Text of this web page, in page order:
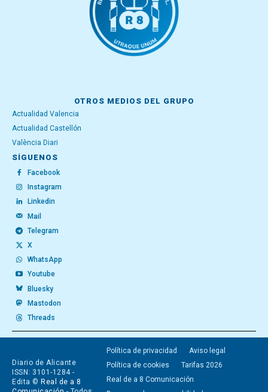
OTROS MEDIOS DEL GRUPO
Actualidad Valencia
Actualidad Castellón
València Diari
SÍGUENOS
Facebook
Instagram
Linkedin
Mail
Telegram
X
WhatsApp
Youtube
Bluesky
Mastodon
Threads
Diario de Alicante
ISSN: 3101-1284 -
Edita © Real de a 8
Política de privacidad
Aviso legal
Política de cookies
Tarifas 2026
Real de a 8 Comunicación